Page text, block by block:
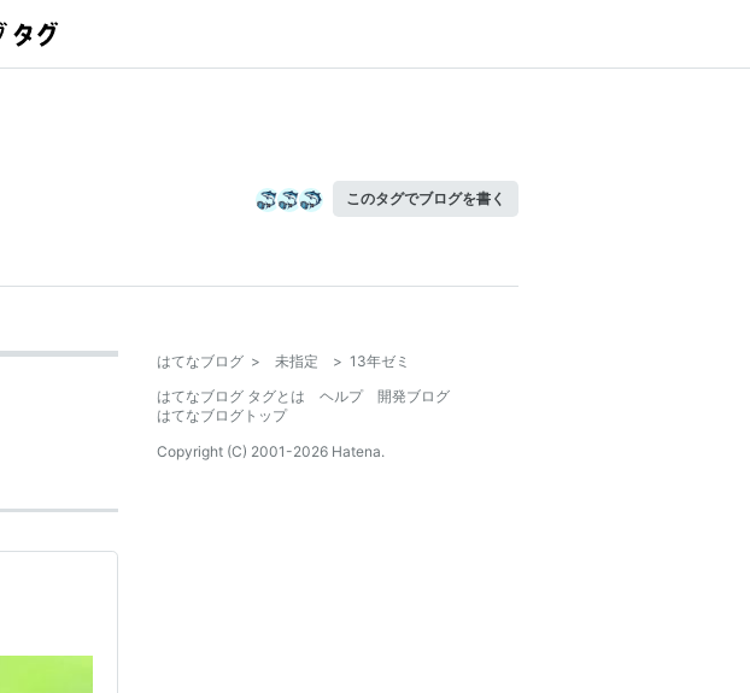
このタグでブログを書く
はてなブログ > 未指定 > 13年ゼミ
はてなブログ タグとは
ヘルプ
開発ブログ
はてなブログトップ
Copyright (C) 2001-2026 Hatena.